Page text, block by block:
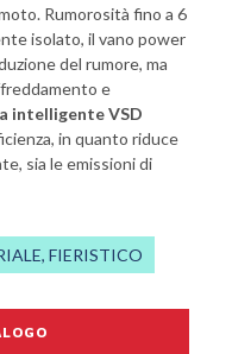
Rumorosità fino a 6
isolato, il vano power
del rumore, ma
e
intelligente VSD
in quanto riduce
sia le emissioni di
FIERISTICO